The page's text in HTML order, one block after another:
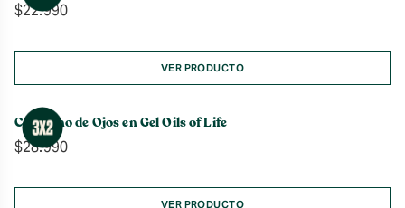
$22.990
VER PRODUCTO
Contorno de Ojos en Gel Oils of Life
$28.990
VER PRODUCTO